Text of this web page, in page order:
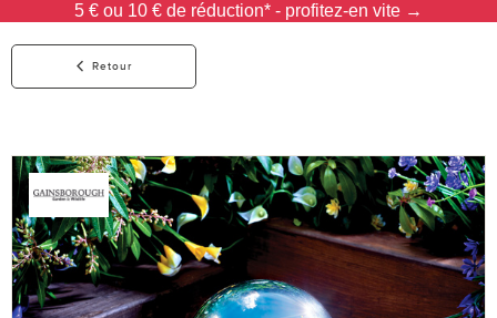
5 € ou 10 € de réduction* - profitez-en vite →
Retour